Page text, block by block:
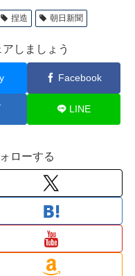
捏造 朝日新聞
しましょう
Facebook
LINE
ローする